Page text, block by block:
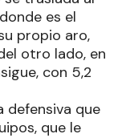
es el
propio aro,
otro lado, en
con 5,2
defensiva que
que le